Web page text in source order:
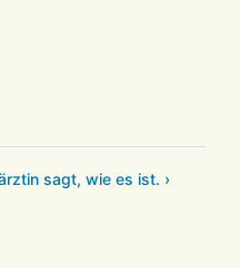
sagt, wie es ist. ›